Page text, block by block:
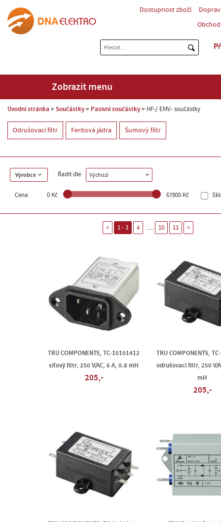
Dostupnost zboží
Zobrazit menu
Úvodní stránka Součástky Pasivní součástky HF-/ EMV- součástky
Odrušovací filtr Feritová jádra Šumový filtr
Výrobce Řadit dle Výchozí
Cena 0 Kč 67800 Kč
< 1 - 3 4 ..... 10 11 >
TRU COMPONENTS, TC-10101412
síťový filtr, 250 V/AC, 6 A, 0.8 mH
205,-
TRU COMPONENTS,
odrušovací filtr, 250 V/
mH
205,-